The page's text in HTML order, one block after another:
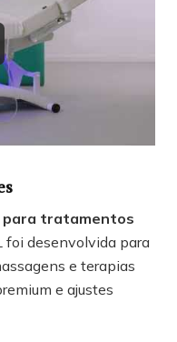
para tratamentos
foi desenvolvida para
e terapias
e ajustes